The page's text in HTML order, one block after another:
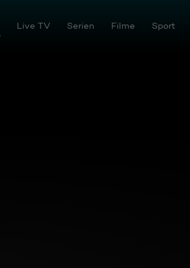
Live TV Serien Filme Sport